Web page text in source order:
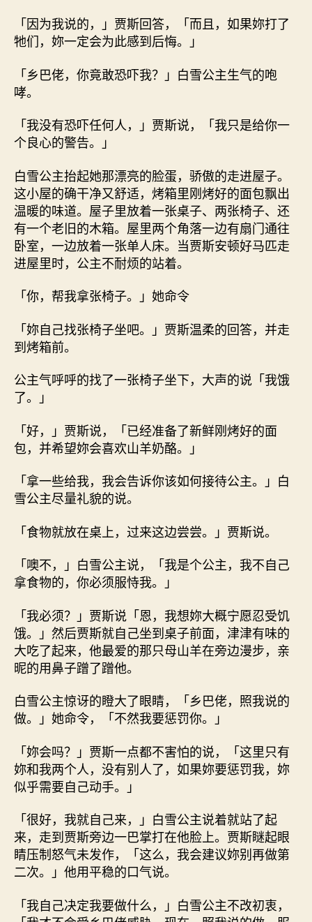
「因为我说的，」贾斯回答，「而且，如果妳打了
牠们，妳一定会为此感到后悔。」
「乡巴佬，你竟敢恐吓我？」白雪公主生气的咆
哮。
「我没有恐吓任何人，」贾斯说，「我只是给你一
个良心的警告。」
白雪公主抬起她那漂亮的脸蛋，骄傲的走进屋子。
这小屋的确干净又舒适，烤箱里刚烤好的面包飘出
温暖的味道。屋子里放着一张桌子、两张椅子、还
有一个老旧的木箱。屋里两个角落一边有扇门通往
卧室，一边放着一张单人床。当贾斯安顿好马匹走
进屋里时，公主不耐烦的站着。
「你，帮我拿张椅子。」她命令
「妳自己找张椅子坐吧。」贾斯温柔的回答，并走
到烤箱前。
公主气呼呼的找了一张椅子坐下，大声的说「我饿
了。」
「好，」贾斯说，「已经准备了新鲜刚烤好的面
包，并希望妳会喜欢山羊奶酪。」
「拿一些给我，我会告诉你该如何接待公主。」白
雪公主尽量礼貌的说。
「食物就放在桌上，过来这边尝尝。」贾斯说。
「噢不，」白雪公主说，「我是个公主，我不自己
拿食物的，你必须服恃我。」
「我必须？」贾斯说「恩，我想妳大概宁愿忍受饥
饿。」然后贾斯就自己坐到桌子前面，津津有味的
大吃了起来，他最爱的那只母山羊在旁边漫步，亲
昵的用鼻子蹭了蹭他。
白雪公主惊讶的瞪大了眼睛，「乡巴佬，照我说的
做。」她命令，「不然我要惩罚你。」
「妳会吗？」贾斯一点都不害怕的说，「这里只有
妳和我两个人，没有别人了，如果妳要惩罚我，妳
似乎需要自己动手。」
「很好，我就自己来，」白雪公主说着就站了起
来，走到贾斯旁边一巴掌打在他脸上。贾斯瞇起眼
睛压制怒气未发作，「这么，我会建议妳别再做第
二次。」他用平稳的口气说。
「我自己决定我要做什么，」白雪公主不改初衷，